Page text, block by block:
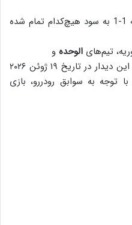
آخرین تقابل کامل دو تیم با نتیجه 1-1 به سود هیچ‌کدام تمام شده
تیم‌های الوحده و
دیدار در تاریخ ۱۹ ژوئن ۲۰۲۶
توجه به سوابق رودررو، بازی